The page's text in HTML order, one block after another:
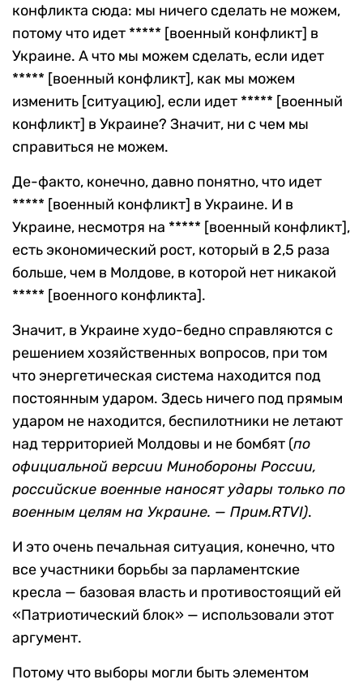
конфликта сюда: мы ничего сделать не можем,
потому что идет ***** [военный конфликт] в
Украине. А что мы можем сделать, если идет
***** [военный конфликт], как мы можем
изменить [ситуацию], если идет ***** [военный
конфликт] в Украине? Значит, ни с чем мы
справиться не можем.
Де-факто, конечно, давно понятно, что идет
***** [военный конфликт] в Украине. И в
Украине, несмотря на ***** [военный конфликт],
есть экономический рост, который в 2,5 раза
больше, чем в Молдове, в которой нет никакой
***** [военного конфликта].
Значит, в Украине худо-бедно справляются с
решением хозяйственных вопросов, при том
что энергетическая система находится под
постоянным ударом. Здесь ничего под прямым
ударом не находится, беспилотники не летают
над территорией Молдовы и не бомбят (по
официальной версии Минобороны России,
российские военные наносят удары только по
военным целям на Украине. — Прим.RTVI).
И это очень печальная ситуация, конечно, что
все участники борьбы за парламентские
кресла — базовая власть и противостоящий ей
«Патриотический блок» — использовали этот
аргумент.
Потому что выборы могли быть элементом